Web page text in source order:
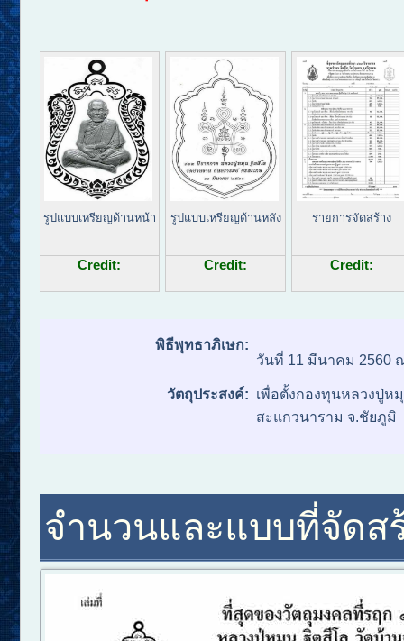
รูปแบบเหรียญด้านหน้า
Credit:
รูปแบบเหรียญด้านหลัง
Credit:
รายการจัดสร้าง
Credit:
พิธีพุทธาภิเษก:
วันที่ 11 มีนาคม 2560
วัตถุประสงค์: เพื่อตั้งกองทุนหลวงปู่ห
สะแกวนาราม จ.ชัยภูมิ
จำนวนและแบบที่จัดส